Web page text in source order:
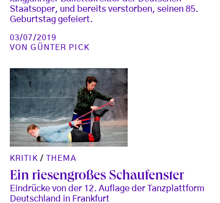
Staatsoper, und bereits verstorben, seinen 85.
Geburtstag gefeiert.
03/07/2019
VONGÜNTER PICK
KRITIK/ THEMA
Ein riesengroßes Schaufenster
Eindrücke von der 12. Auflage der Tanzplattform
Deutschland in Frankfurt